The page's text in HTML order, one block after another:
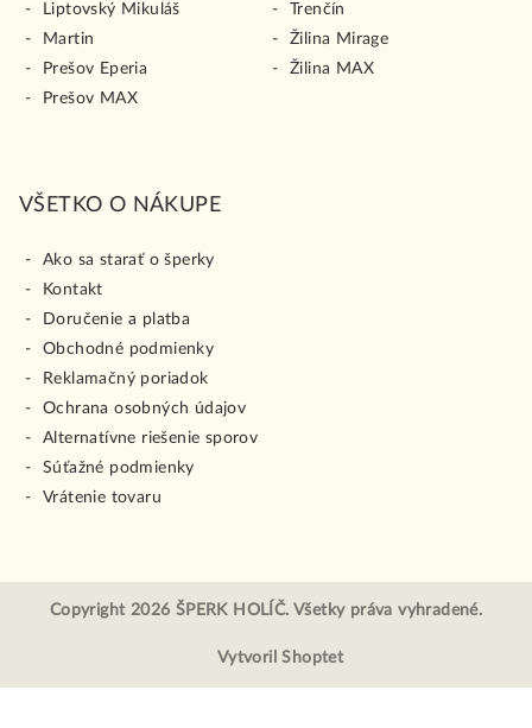
Liptovský Mikuláš
Martin
Prešov Eperia
Prešov MAX
Trenčín
Žilina Mirage
Žilina MAX
VŠETKO O NÁKUPE
Ako sa starať o šperky
Kontakt
Doručenie a platba
Obchodné podmienky
Reklamačný poriadok
Ochrana osobných údajov
Alternatívne riešenie sporov
Súťažné podmienky
Vrátenie tovaru
Copyright 2026 ŠPERK HOLÍČ. Všetky práva vyhradené.
Vytvoril Shoptet